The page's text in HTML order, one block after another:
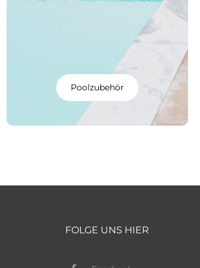
Poolzubehör
FOLGE UNS HIER